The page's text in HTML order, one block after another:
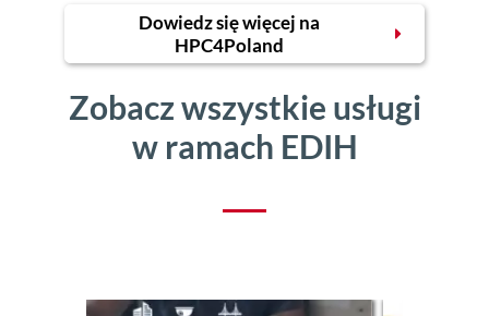
Dowiedz się więcej na
HPC4Poland
Zobacz wszystkie usługi
w ramach EDIH